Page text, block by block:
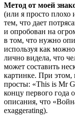
Метод от моей
(или я просто плохо
тем, что дает
и опробован на
в том, что нужно
используя как
лично видела, что
может составить
картинке. При этом,
просты: «This is Mr
концу первого года
описания, что
exaggerating).